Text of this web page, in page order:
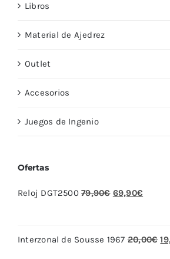
Libros
Material de Ajedrez
Outlet
Accesorios
Juegos de Ingenio
Ofertas
Reloj DGT2500 79,90€ El
era:
69,90€
es:
Interzonal de Sousse 1967 20,00€ El